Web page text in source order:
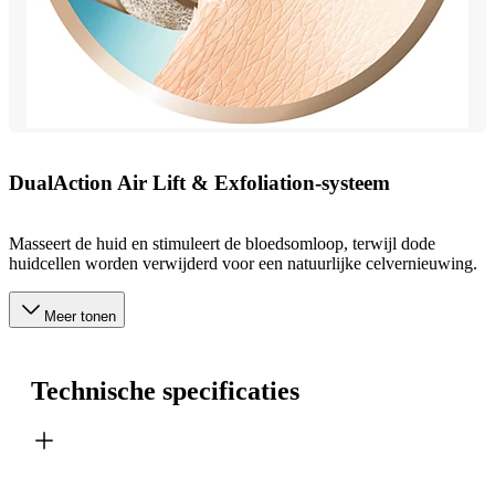
DualAction Air Lift & Exfoliation-systeem
Masseert de huid en stimuleert de bloedsomloop, terwijl dode
huidcellen worden verwijderd voor een natuurlijke celvernieuwing.
Meer tonen
Technische specificaties